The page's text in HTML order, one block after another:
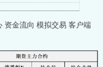
资金流向 模拟交易 客户端